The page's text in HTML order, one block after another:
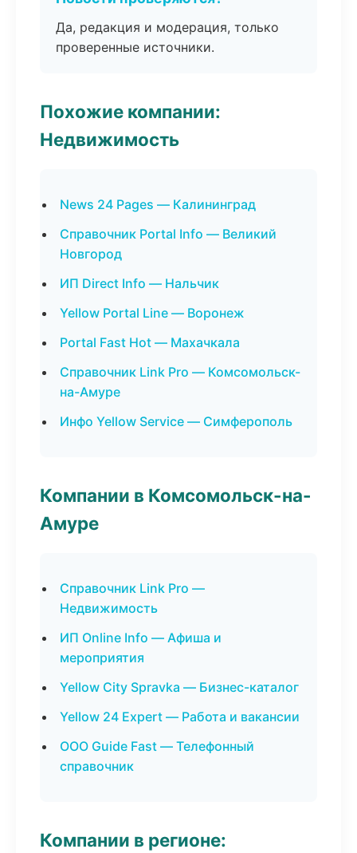
Да, редакция и модерация, только
проверенные источники.
Похожие компании:
Недвижимость
News 24 Pages — Калининград
Справочник Portal Info — Великий
Новгород
ИП Direct Info — Нальчик
Yellow Portal Line — Воронеж
Portal Fast Hot — Махачкала
Справочник Link Pro — Комсомольск-
на-Амуре
Инфо Yellow Service — Симферополь
Компании в Комсомольск-на-
Амуре
Справочник Link Pro —
Недвижимость
ИП Online Info — Афиша и
мероприятия
Yellow City Spravka — Бизнес-каталог
Yellow 24 Expert — Работа и вакансии
ООО Guide Fast — Телефонный
справочник
Компании в регионе: